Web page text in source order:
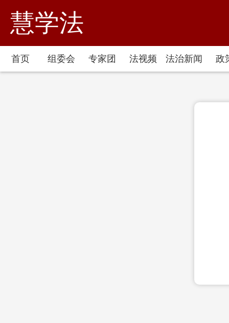
慧学法
首页 组委会 专家团 法视频 法治新闻 政